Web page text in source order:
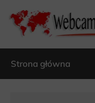
Strona główna